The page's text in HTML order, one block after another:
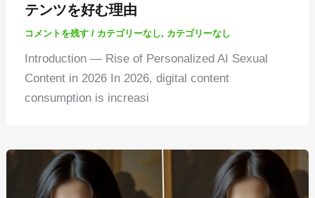
テンツを好む理由
コメントを残す / カテゴリーなし, カテゴリーなし
Introduction — Rise of Personalized AI Sexual
Content in 2026 In 2026, digital content
consumption is increasi